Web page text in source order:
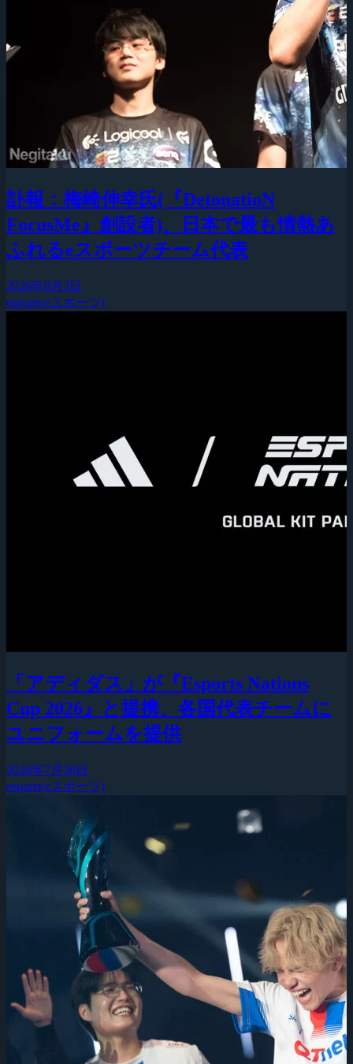
訃報：梅崎伸幸氏(『DetonatioN
FocusMe』創設者)、日本で最も情熱あ
ふれるeスポーツチーム代表
2026年8月3日
esports(eスポーツ)
「アディダス」が『Esports Nations
Cup 2026』と提携、各国代表チームに
ユニフォームを提供
2026年7月30日
esports(eスポーツ)